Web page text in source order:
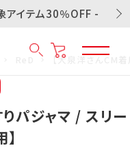
アイテム30％OFF -
【大泉洋さんCM
りパジャマ / スリー